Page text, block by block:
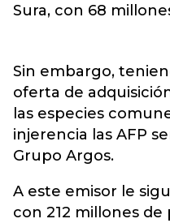
Sura, con 68
Sin embargo,
oferta de
las especies
injerencia las AFP
Grupo Argos.
A este emisor le
con 212 millones